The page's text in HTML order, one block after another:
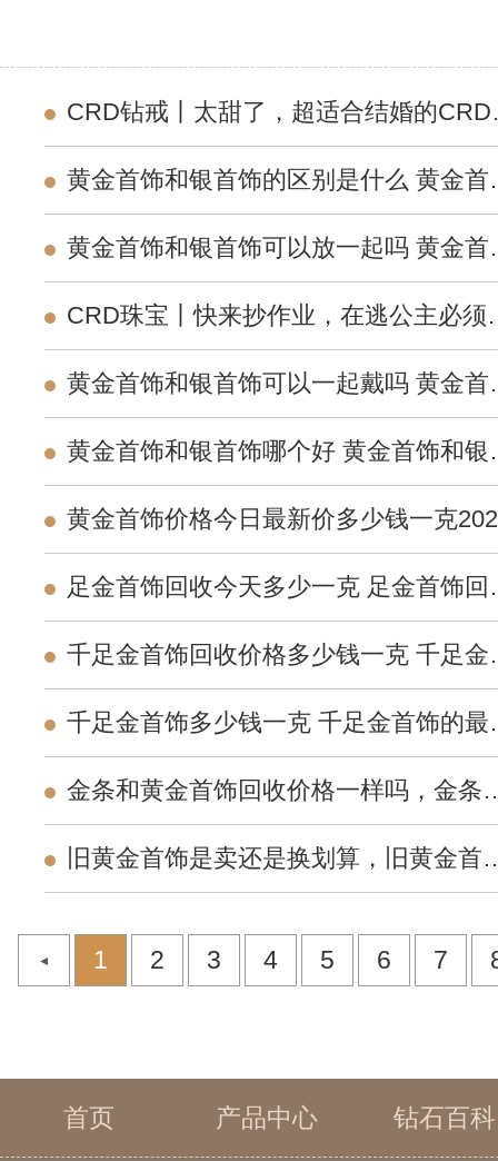
CRD钻戒丨太甜了，超适合结婚的CRD
心首饰合集
黄金首饰和银首饰的区别是什么 黄金首
和银首饰的区别在哪里？
黄金首饰和银首饰可以放一起吗 黄金首
和银首饰能放在一起么？
CRD珠宝丨快来抄作业，在逃公主必须
拥有的珍珠首饰
黄金首饰和银首饰可以一起戴吗 黄金首
和银首饰一起佩戴会怎么样？
黄金首饰和银首饰哪个好 黄金首饰和银
饰哪个保值？
黄金首饰价格今日最新价多少钱一克
黄金首饰价格今日最新价格表
足金首饰回收今天多少一克 足金首饰回
价格查询表今日2026
千足金首饰回收价格多少钱一克 千足金
饰今日回收价格表2026年
千足金首饰多少钱一克 千足金首饰的最
价格走势2026
金条和黄金首饰回收价格一样吗，金条
黄金首饰的纯度一样吗？
旧黄金首饰是卖还是换划算，旧黄金首
换新黄金首饰划算吗？
1 2 3 4 5 6 7
首页 产品中心 钻石百科